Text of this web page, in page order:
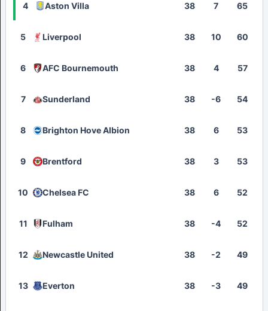
4 Aston Villa 38 7 65
5 Liverpool 38 10 60
6 AFC Bournemouth 38 4 57
7 Sunderland 38 -6 54
8 Brighton Hove Albion 38 6 53
9 Brentford 38 3 53
10 Chelsea FC 38 6 52
11 Fulham 38 -4 52
12 Newcastle United 38 -2 49
13 Everton 38 -3 49